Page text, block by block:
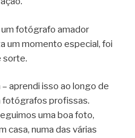
fotógrafo amador
um momento especial, foi
sorte.
aprendi isso ao longo de
fotógrafos profissas.
uma boa foto,
casa, numa das várias